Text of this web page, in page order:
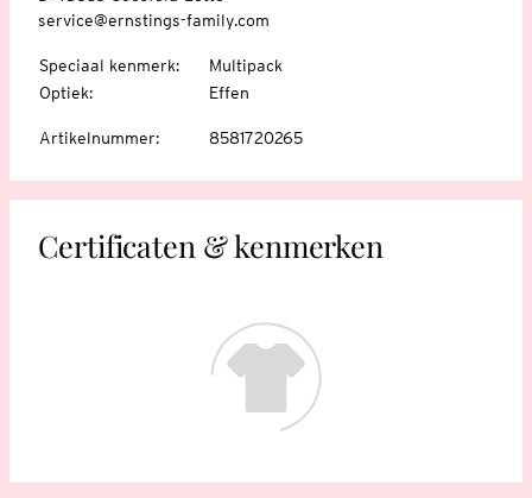
service@ernstings-family.com
Speciaal kenmerk:
Multipack
Optiek: Effen
Artikelnummer: 8581720265
Certificaten & kenmerken